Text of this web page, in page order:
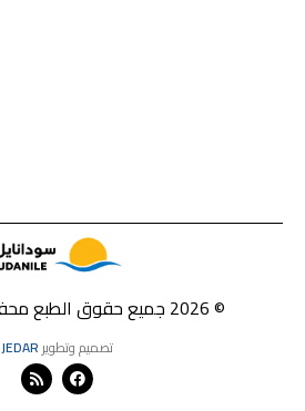
© 2026 جميع حقوق الطبع محفوظة، سودانايل
تصميم وتطويرJEDAR